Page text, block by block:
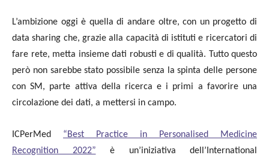
L’ambizione oggi è quella di andare oltre, con un progetto di
data sharing che, grazie alla capacità di istituti e ricercatori di
fare rete, metta insieme dati robusti e di qualità. Tutto questo
però non sarebbe stato possibile senza la spinta delle persone
con SM, parte attiva della ricerca e i primi a favorire una
circolazione dei dati, a mettersi in campo.
ICPerMed “Best Practice in Personalised Medicine
Recognition 2022” è un’iniziativa dell’International